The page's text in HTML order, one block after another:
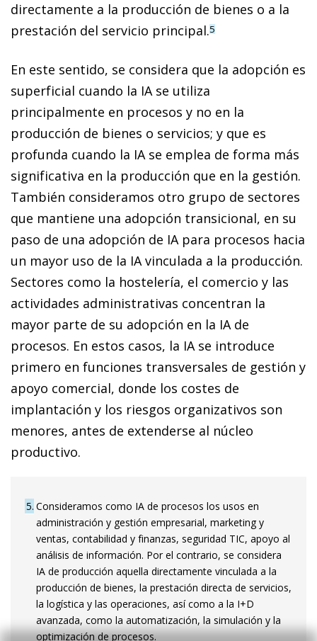
directamente a la producción de bienes o a la
prestación del servicio principal.5
En este sentido, se considera que la adopción es
superficial cuando la IA se utiliza
principalmente en procesos y no en la
producción de bienes o servicios; y que es
profunda cuando la IA se emplea de forma más
significativa en la producción que en la gestión.
También consideramos otro grupo de sectores
que mantiene una adopción transicional, en su
paso de una adopción de IA para procesos hacia
un mayor uso de la IA vinculada a la producción.
Sectores como la hostelería, el comercio y las
actividades administrativas concentran la
mayor parte de su adopción en la IA de
procesos. En estos casos, la IA se introduce
primero en funciones transversales de gestión y
apoyo comercial, donde los costes de
implantación y los riesgos organizativos son
menores, antes de extenderse al núcleo
productivo.
5 Consideramos como IA de procesos los usos en
administración y gestión empresarial, marketing y
ventas, contabilidad y finanzas, seguridad TIC, apoyo al
análisis de información. Por el contrario, se considera
IA de producción aquella directamente vinculada a la
producción de bienes, la prestación directa de servicios,
la logística y las operaciones, así como a la I+D
avanzada, como la automatización, la simulación y la
optimización de procesos.